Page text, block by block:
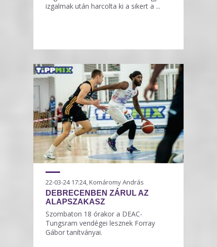
izgalmak után harcolta ki a sikert a ...
22-03-24 17:24, Komáromy András
DEBRECENBEN ZÁRUL AZ
ALAPSZAKASZ
Szombaton 18 órakor a DEAC-
Tungsram vendégei lesznek Forray
Gábor tanítványai.